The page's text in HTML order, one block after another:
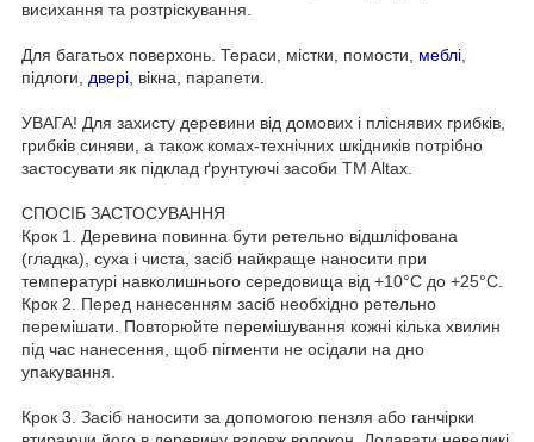
висихання та розтріскування.
Для багатьох поверхонь. Тераси, містки, помости, меблі
підлоги, двері , вікна, парапети.
УВАГА! Для захисту деревини від домових і пліснявих грибків,
грибків синяви, а також комах-технічних шкідників потрібно
застосувати як підклад ґрунтуючі засоби TM Altax.
СПОСІБ ЗАСТОСУВАННЯ
Крок 1. Деревина повинна бути ретельно відшліфована
(гладка), суха і чиста, засіб найкраще наносити при
температурі навколишнього середовища від +10°С до +25°С.
Крок 2. Перед нанесенням засіб необхідно ретельно
перемішати. Повторюйте перемішування кожні кілька хвилин
під час нанесення, щоб пігменти не осідали на дно
упакування.
Крок 3. Засіб наносити за допомогою пензля або ганчірки